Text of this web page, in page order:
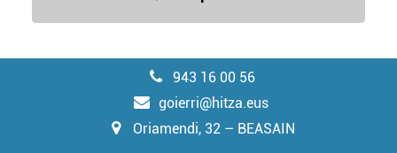
943 16 00 56
goierri@hitza.eus
Oriamendi, 32 – BEASAIN